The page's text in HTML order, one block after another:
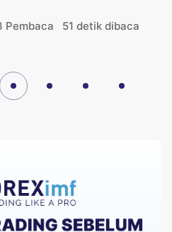
Pembaca 51 detik dibaca